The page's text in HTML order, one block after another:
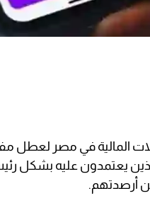
المالية في مصر لعطل
يعتمدون عليه بشكل
أرصدتهم.